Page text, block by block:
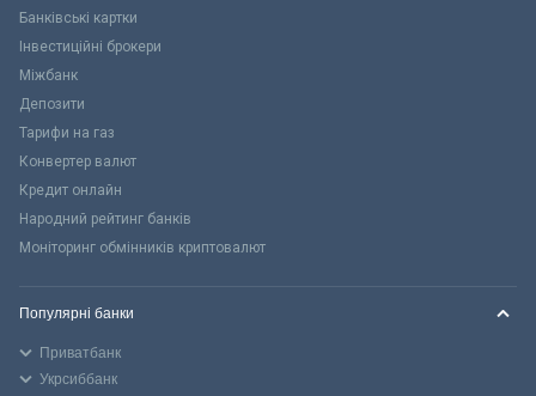
Банківські картки
Інвестиційні брокери
Міжбанк
Депозити
Тарифи на газ
Конвертер валют
Кредит онлайн
Народний рейтинг банків
Моніторинг обмінників криптовалют
Популярні банки
Приватбанк
Укрсиббанк